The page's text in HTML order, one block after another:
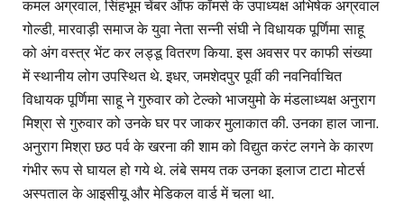
कमल अग्रवाल, सिंहभूम चेंबर ऑफ कॉमर्स के उपाध्यक्ष अभिषेक अग्रवाल
गोल्डी, मारवाड़ी समाज के युवा नेता सन्नी संघी ने विधायक पूर्णिमा साहू
को अंग वस्त्र भेंट कर लड्डू वितरण किया. इस अवसर पर काफी संख्या
में स्थानीय लोग उपस्थित थे. इधर, जमशेदपुर पूर्वी की नवनिर्वाचित
विधायक पूर्णिमा साहू ने गुरुवार को टेल्को भाजयुमो के मंडलाध्यक्ष अनुराग
मिश्रा से गुरुवार को उनके घर पर जाकर मुलाकात की. उनका हाल जाना.
अनुराग मिश्रा छठ पर्व के खरना की शाम को विद्युत करंट लगने के कारण
गंभीर रूप से घायल हो गये थे. लंबे समय तक उनका इलाज टाटा मोटर्स
अस्पताल के आइसीयू और मेडिकल वार्ड में चला था.